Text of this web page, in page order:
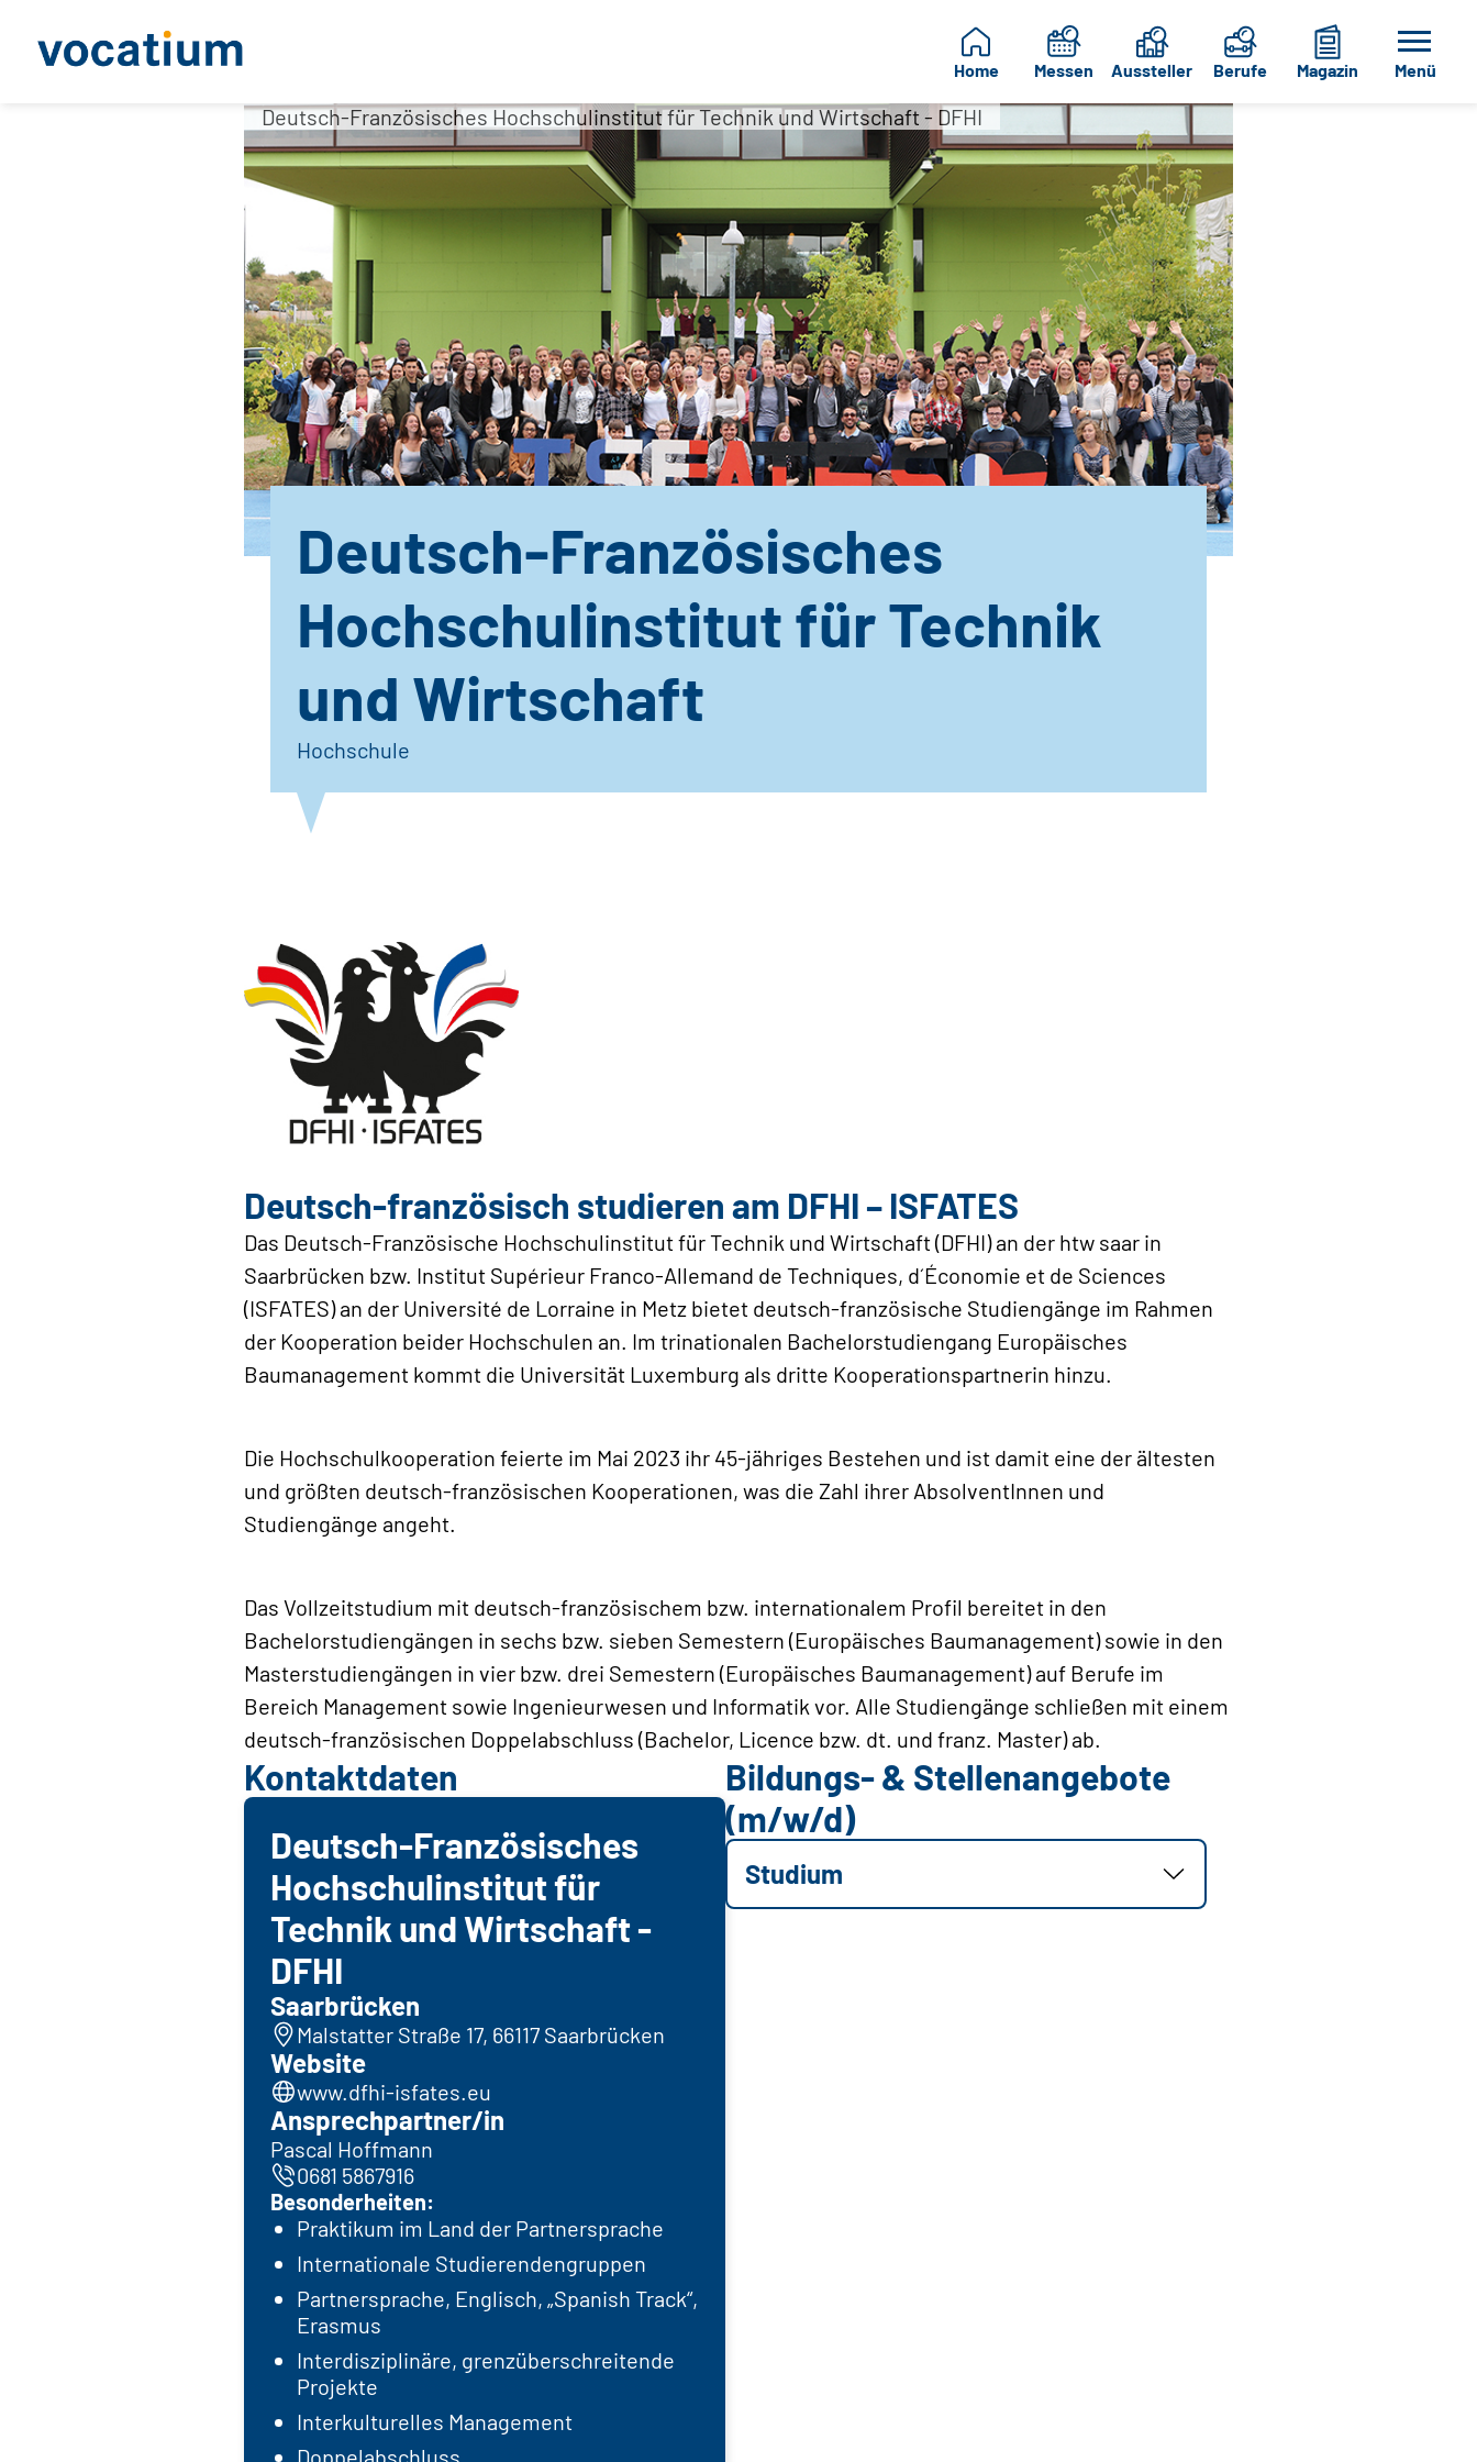
Home Messen Aussteller Berufe Magazin Menü
Deutsch-Französisches Hochschulinstitut für Technik und Wirtschaft - DFHI
Deutsch-Französisches
Hochschulinstitut für Technik
und Wirtschaft
Hochschule
Deutsch-französisch studieren am DFHI – ISFATES
Das Deutsch-Französische Hochschulinstitut für Technik und Wirtschaft (DFHI) an der htw saar in
Saarbrücken bzw. Institut Supérieur Franco-Allemand de Techniques, d´Économie et de Sciences
(ISFATES) an der Université de Lorraine in Metz bietet deutsch-französische Studiengänge im Rahmen
der Kooperation beider Hochschulen an. Im trinationalen Bachelorstudiengang Europäisches
Baumanagement kommt die Universität Luxemburg als dritte Kooperationspartnerin hinzu.
Die Hochschulkooperation feierte im Mai 2023 ihr 45-jähriges Bestehen und ist damit eine der ältesten
und größten deutsch-französischen Kooperationen, was die Zahl ihrer AbsolventInnen und
Studiengänge angeht.
Das Vollzeitstudium mit deutsch-französischem bzw. internationalem Profil bereitet in den
Bachelorstudiengängen in sechs bzw. sieben Semestern (Europäisches Baumanagement) sowie in den
Masterstudiengängen in vier bzw. drei Semestern (Europäisches Baumanagement) auf Berufe im
Bereich Management sowie Ingenieurwesen und Informatik vor. Alle Studiengänge schließen mit einem
deutsch-französischen Doppelabschluss (Bachelor, Licence bzw. dt. und franz. Master) ab.
Kontaktdaten
Deutsch-Französisches
Hochschulinstitut für
Technik und Wirtschaft -
DFHI
Saarbrücken
Malstatter Straße 17, 66117 Saarbrücken
Website
www.dfhi-isfates.eu
Ansprechpartner/in
Pascal Hoffmann
0681 5867916
Besonderheiten:
Praktikum im Land der Partnersprache
Internationale Studierendengruppen
Partnersprache, Englisch, „Spanish Track“,
Erasmus
Interdisziplinäre, grenzüberschreitende
Projekte
Interkulturelles Management
Doppelabschluss
Bildungs- & Stellenangebote
(m/w/d)
Studium